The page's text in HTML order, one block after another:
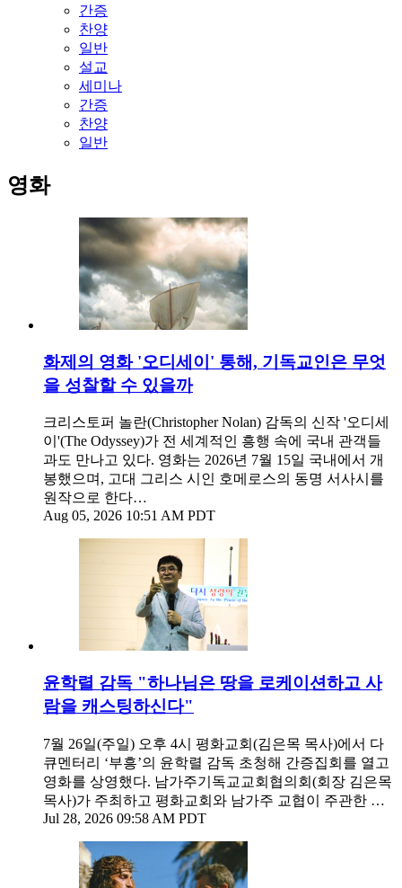
간증
찬양
일반
설교
세미나
간증
찬양
일반
영화
화제의 영화 '오디세이' 통해, 기독교인은 무엇
을 성찰할 수 있을까
크리스토퍼 놀란(Christopher Nolan) 감독의 신작 '오디세
이'(The Odyssey)가 전 세계적인 흥행 속에 국내 관객들
과도 만나고 있다. 영화는 2026년 7월 15일 국내에서 개
봉했으며, 고대 그리스 시인 호메로스의 동명 서사시를
원작으로 한다…
Aug 05, 2026 10:51 AM PDT
윤학렬 감독 "하나님은 땅을 로케이션하고 사
람을 캐스팅하신다"
7월 26일(주일) 오후 4시 평화교회(김은목 목사)에서 다
큐멘터리 ‘부흥’의 윤학렬 감독 초청해 간증집회를 열고
영화를 상영했다. 남가주기독교교회협의회(회장 김은목
목사)가 주최하고 평화교회와 남가주 교협이 주관한 …
Jul 28, 2026 09:58 AM PDT